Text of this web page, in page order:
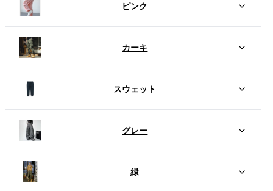
ピンク
カーキ
スウェット
グレー
緑